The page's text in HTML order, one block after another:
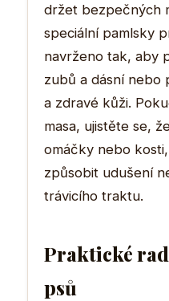
držet bezpečných
speciální pamlsky
navrženo tak, aby
zubů a dásní nebo
a zdravé kůži.
masa, ujistěte se,
omáčky nebo
způsobit udušení
trávicího traktu.
Praktické
psů